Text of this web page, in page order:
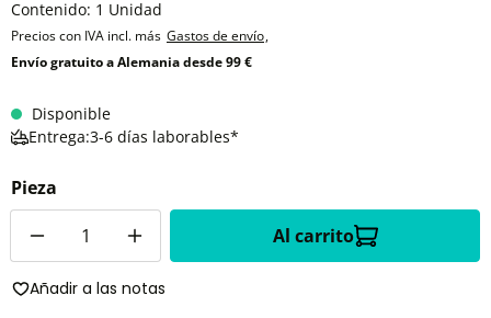
Contenido: 1 Unidad
Precios con IVA incl. más Gastos de envío,
Envío gratuito a Alemania desde 99 €
Disponible
Entrega:3-6 días laborables*
Pieza
Al carrito
Añadir a las notas